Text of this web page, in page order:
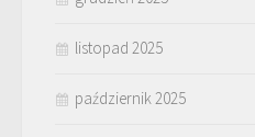
listopad 2025
październik 2025